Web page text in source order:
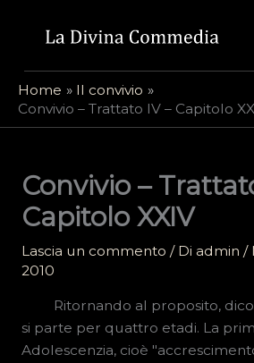
Home
Il convivio
Convivio – Trattato IV – Capitolo
Convivio –
Capitolo XXIV
Lascia un commento / Di admin /
2010
Ritornando al proposito, dico
si parte per quattro etadi. La
Adolescenzia, cioè